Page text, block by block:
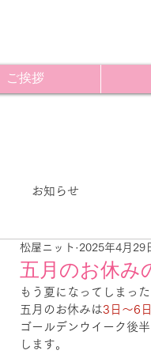
ご挨拶
お知らせ
五月のお休み
松屋ニット 2025年4月29
もう夏になってしまっ
五月のお休みは3日～6
ゴールデンウイーク後
します。